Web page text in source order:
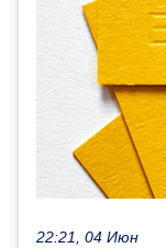
22:21, 04 Июн